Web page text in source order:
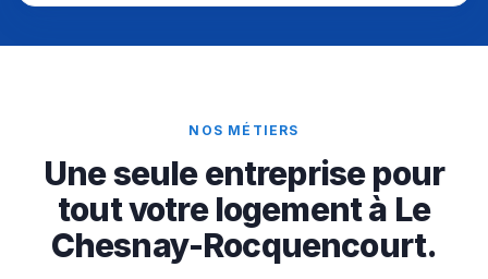
NOS MÉTIERS
Une seule entreprise pour
tout votre logement à Le
Chesnay-Rocquencourt.